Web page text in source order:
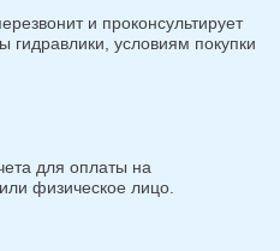
и проконсультирует
гидравлики, условиям покупки
для оплаты на
физическое лицо.